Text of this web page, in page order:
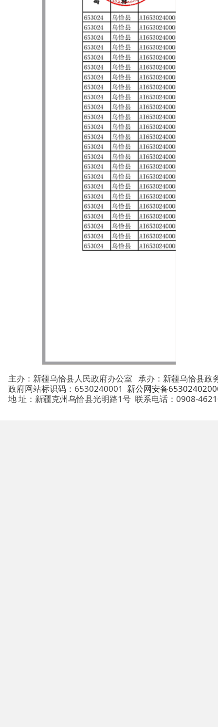
主办：新疆乌恰县人民政府办公室承办：新疆乌恰县政务服务
政府网站标识码：6530240001新公网安备65302402000101号
地 址：新疆克州乌恰县光明路1号联系电话：0908-4621030